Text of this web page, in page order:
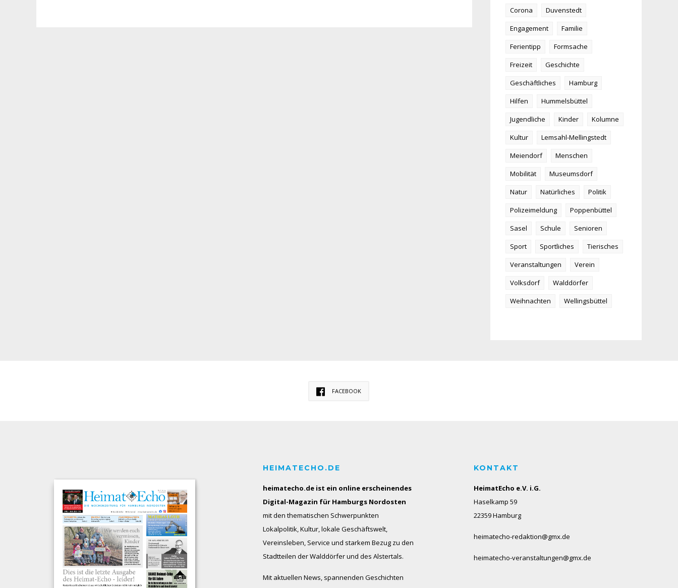
Corona
Duvenstedt
Engagement
Familie
Ferientipp
Formsache
Freizeit
Geschichte
Geschäftliches
Hamburg
Hilfen
Hummelsbüttel
Jugendliche
Kinder
Kolumne
Kultur
Lemsahl-Mellingstedt
Meiendorf
Menschen
Mobilität
Museumsdorf
Natur
Natürliches
Politik
Polizeimeldung
Poppenbüttel
Sasel
Schule
Senioren
Sport
Sportliches
Tierisches
Veranstaltungen
Verein
Volksdorf
Walddörfer
Weihnachten
Wellingsbüttel
FACEBOOK
HEIMATECHO.DE
heimatecho.de ist ein online erscheinendes
Digital-Magazin für Hamburgs Nordosten
mit den thematischen Schwerpunkten
Lokalpolitik, Kultur, lokale Geschäftswelt,
Vereinsleben, Service und starkem Bezug zu den
Stadtteilen der Walddörfer und des Alstertals.
Mit aktuellen News, spannenden Geschichten
KONTAKT
HeimatEcho e.V. i.G.
Haselkamp 59
22359 Hamburg
heimatecho-redaktion@gmx.de
heimatecho-veranstaltungen@gmx.de